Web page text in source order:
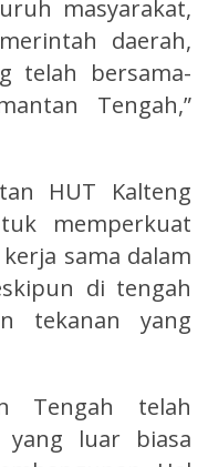
masyarakat,
daerah,
telah bersama-
Tengah,”
HUT Kalteng
memperkuat
sama dalam
di tengah
tekanan yang
Tengah telah
yang luar biasa